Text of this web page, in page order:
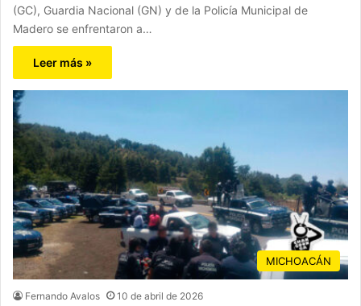
(GC), Guardia Nacional (GN) y de la Policía Municipal de
Madero se enfrentaron a…
Leer más »
MICHOACÁN
Fernando Avalos 10 de abril de 2026